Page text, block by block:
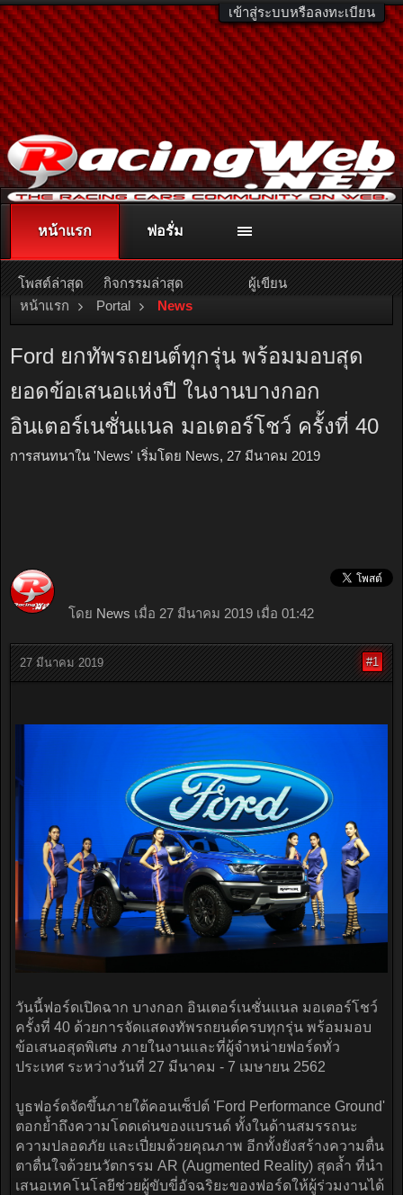
เข้าสู่ระบบหรือลงทะเบียน
ติดต่อลงโฆษณา racingweb@gmail.comหรือโทร. 081-811-1138
หรืออ่านรายละเอียดเพิ่มเติม คลิกที่นี่
หน้าแรก Portal News
Ford ยกทัพรถยนต์ทุกรุ่น พร้อมมอบสุด
ยอดข้อเสนอแห่งปี ในงานบางกอก
อินเตอร์เนชั่นแนล มอเตอร์โชว์ ครั้งที่ 40
การสนทนาใน 'News' เริ่มโดย News, 27 มีนาคม 2019
โดย News เมื่อ 27 มีนาคม 2019 เมื่อ 01:42
27 มีนาคม 2019 #1
วันนี้ฟอร์ดเปิดฉาก บางกอก อินเตอร์เนชั่นแนล มอเตอร์โชว์
ครั้งที่ 40 ด้วยการจัดแสดงทัพรถยนต์ครบทุกรุ่น พร้อมมอบ
ข้อเสนอสุดพิเศษ ภายในงานและที่ผู้จำหน่ายฟอร์ดทั่ว
ประเทศ ระหว่างวันที่ 27 มีนาคม - 7 เมษายน 2562
บูธฟอร์ดจัดขึ้นภายใต้คอนเซ็ปต์ 'Ford Performance Ground'
ตอกย้ำถึงความโดดเด่นของแบรนด์ ทั้งในด้านสมรรถนะ
ความปลอดภัย และเปี่ยมด้วยคุณภาพ อีกทั้งยังสร้างความตื่น
ตาตื่นใจด้วยนวัตกรรม AR (Augmented Reality) สุดล้ำ ที่นำ
เสนอเทคโนโลยีช่วยผู้ขับขี่อัจฉริยะของฟอร์ดให้ผู้ร่วมงานได้
หน้าแรก
โพสต์ล่าสุด กิจกรรมล่าสุด ผู้เขียน
ฟอรั่ม